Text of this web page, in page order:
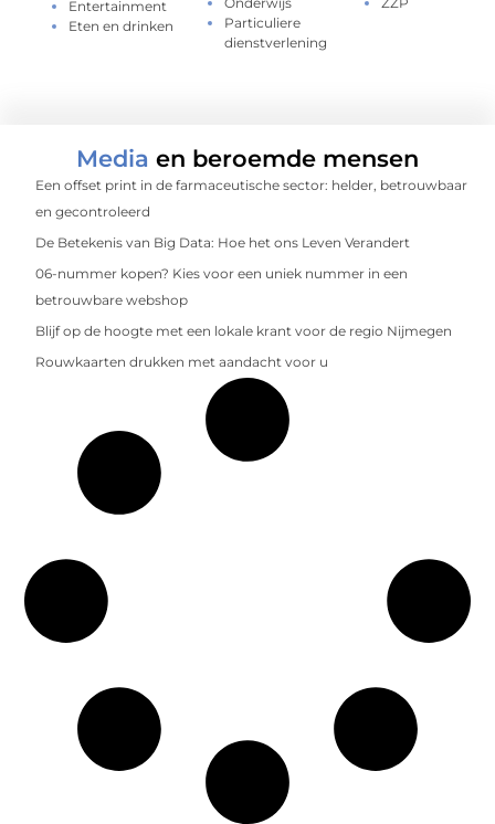
Entertainment
Eten en drinken
Particuliere
dienstverlening
Media en beroemde mensen
Een offset print in de farmaceutische sector: helder, betrouwbaar
en gecontroleerd
De Betekenis van Big Data: Hoe het ons Leven Verandert
06-nummer kopen? Kies voor een uniek nummer in een
betrouwbare webshop
Blijf op de hoogte met een lokale krant voor de regio Nijmegen
Rouwkaarten drukken met aandacht voor u